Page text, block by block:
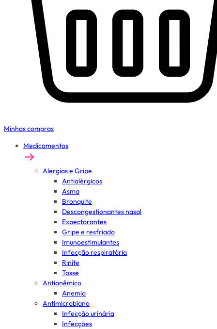
Minhas compras
Medicamentos
Alergias e Gripe
Antialérgicos
Asma
Bronquite
Descongestionantes nasal
Expectorantes
Gripe e resfriado
Imunoestimulantes
Infecção respiratória
Rinite
Tosse
Antianêmico
Anemia
Antimicrobiano
Infecção urinária
Infecções